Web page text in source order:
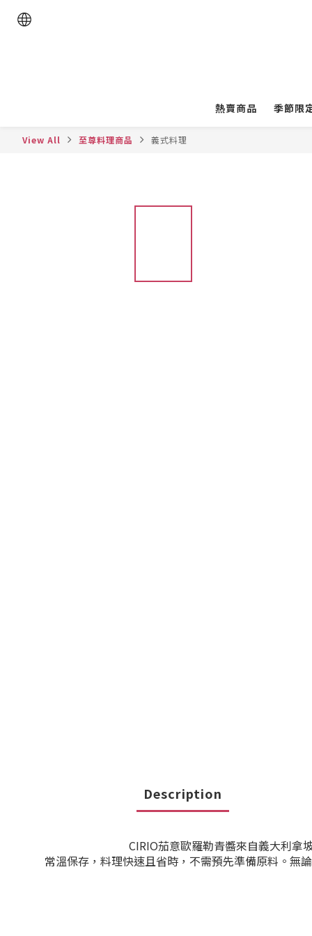
熱賣商品 季節限
View All 至尊料理商品 義式料理
Description
CIRIO茄意歐羅勒青醬來自義大利拿
常溫保存，料理快速且省時，不需預先準備原料。無